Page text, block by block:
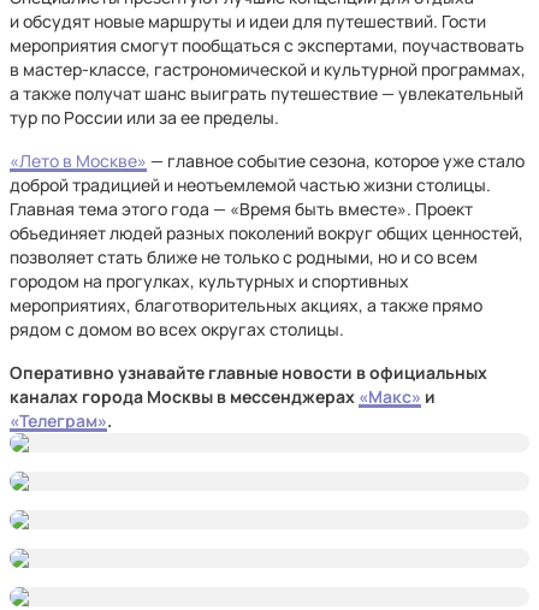
и обсудят новые маршруты и идеи для путешествий. Гости
мероприятия смогут пообщаться с экспертами, поучаствовать
в мастер-классе, гастрономической и культурной программах,
а также получат шанс выиграть путешествие — увлекательный
тур по России или за ее пределы.
«Лето в Москве» — главное событие сезона, которое уже стало
доброй традицией и неотъемлемой частью жизни столицы.
Главная тема этого года — «Время быть вместе». Проект
объединяет людей разных поколений вокруг общих ценностей,
позволяет стать ближе не только с родными, но и со всем
городом на прогулках, культурных и спортивных
мероприятиях, благотворительных акциях, а также прямо
рядом с домом во всех округах столицы.
Оперативно узнавайте главные новости в официальных
каналах города Москвы в мессенджерах «Макс» и
«Телеграм».